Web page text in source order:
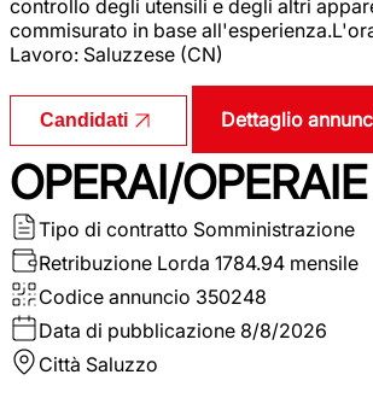
controllo degli utensili e degli altri
commisurato in base
Lavoro: Saluzzese (CN)
Candidati Dettaglio
OPERAI/
Tipo di contratto Somministrazione
Retribuzione Lorda 1784.94 mensile
Codice annuncio 350248
Data di pubblicazione 8/8/2026
Città Saluzzo